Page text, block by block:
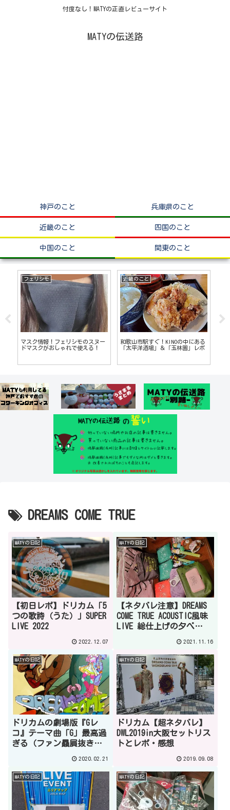
忖度なし！MATYの正直レビューサイト
MATYの伝送路
神戸のこと 兵庫県のこと
近畿のこと 四国のこと
中国のこと 関東のこと
ク情報！フェリシモのスヌー
スクがおしゃれで使える！
近畿のこと
和歌山市駅すぐ！KINOの中にある
「太平洋酒場」＆「玉林園」レポ
神戸のこと
神戸元町のジ
「M＆M」でし
DREAMS COME TRUE
MATYの日記
【初日レポ】ドリカム「5
つの歌詩（うた）」SUPER
LIVE 2022
2022.12.07
MATYの日記
【ネタバレ注意】DREAMS
COME TRUE ACOUSTIC風味
LIVE 総仕上げの夕べ
よろしいようで～広島2日
目レポート
2021.11.16
MATYの日記
ドリカムの劇場版『Gレ
コ』テーマ曲「G」最高過
ぎる（ファン贔屓抜きで
2020.02.21
MATYの日記
ドリカム【超ネタバレ】
DWL2019in大阪セットリス
トとレポ・感想
2019.09.08
MATYの日記 MATYの日記